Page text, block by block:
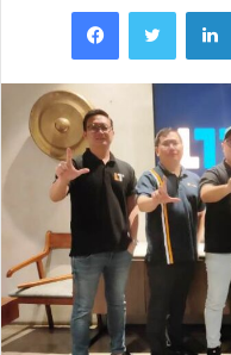
FacebookTwitter